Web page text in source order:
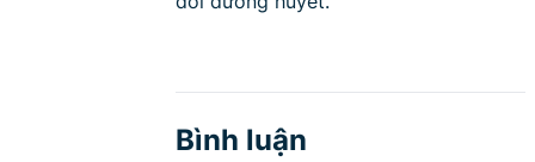
Bình luận